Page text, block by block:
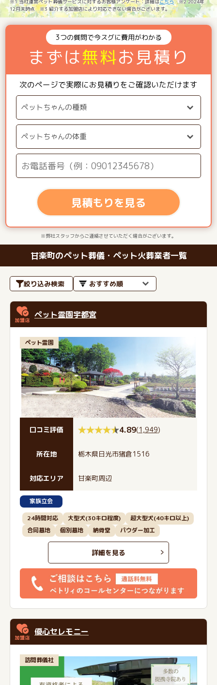
※1 当社運営ペット葬儀サービスに対するお客様アンケート：詳細はこちら ※2 2024年
12月末時点 ※3 紹介する加盟店により対応できない場合がございます。
3つの質問で今スグに費用がわかる
まずは無料お見積り
次のページで実際にお見積りをご確認いただけます
見積もりを見る
※弊社スタッフからご連絡させていただく場合がございます。
甘楽町のペット葬儀・ペット火葬業者一覧
絞り込み検索
ペット霊園宇都宮
ペット霊園
口コミ評価 4.89(1,949)
所在地 栃木県日光市猪倉1516
対応エリア 甘楽町周辺
家族立会
24時間対応 大型犬(30キロ程度)
超大型犬(40キロ以上)
合同墓地
個別墓地 納骨堂 パウダー加工
詳細を見る
優心セレモニー
訪問葬儀社